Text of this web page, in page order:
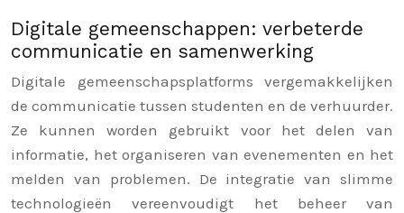
Digitale gemeenschappen: verbeterde
communicatie en samenwerking
Digitale gemeenschapsplatforms vergemakkelijken
de communicatie tussen studenten en de verhuurder.
Ze kunnen worden gebruikt voor het delen van
informatie, het organiseren van evenementen en het
melden van problemen. De integratie van slimme
technologieën vereenvoudigt het beheer van